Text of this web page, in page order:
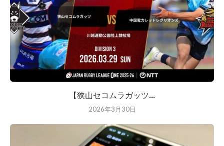
【狭山セコムラガッツ...
2026年3月30日